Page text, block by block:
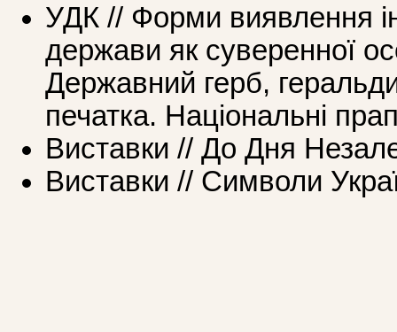
УДК // Форми виявлення
держави як суверенної
Державний герб,
печатка. Національні
Виставки // До Дня
Виставки // Символи